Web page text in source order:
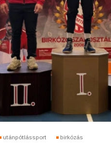
utánpótlássport birkózás